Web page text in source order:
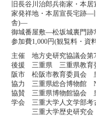
旧長谷川治郎兵衛家・本
家発祥地・本居宣長宅跡―
舎)―
御城番屋敷―松坂城裏門跡
参加費1,000円(観覧料・資
主催 地方史研究協議会第
後援 三重県 三重県教
阪市 松阪市教育委員会
協力 三重県総合博物館
協賛 三重県博物館協会
学会 三重大学人文学部考
三重大学歴史研究会